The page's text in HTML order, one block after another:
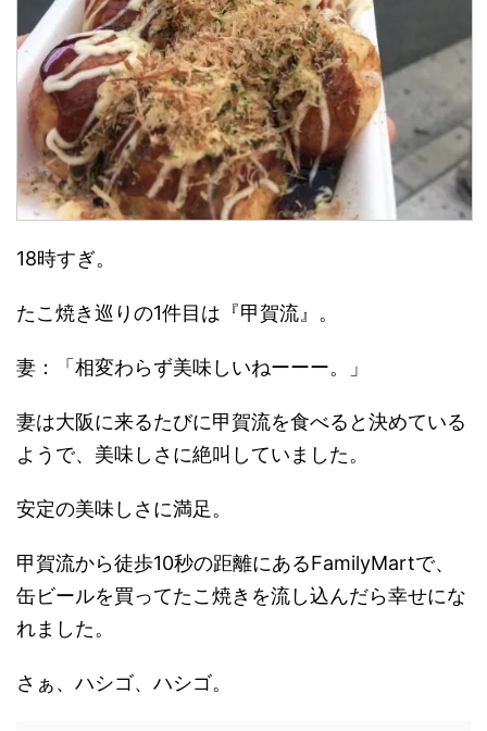
18時すぎ。
たこ焼き巡りの1件目は『甲賀流』。
妻：「相変わらず美味しいねーーー。」
妻は大阪に来るたびに甲賀流を食べると決めている
ようで、美味しさに絶叫していました。
安定の美味しさに満足。
甲賀流から徒歩10秒の距離にあるFamilyMartで、
缶ビールを買ってたこ焼きを流し込んだら幸せにな
れました。
さぁ、ハシゴ、ハシゴ。